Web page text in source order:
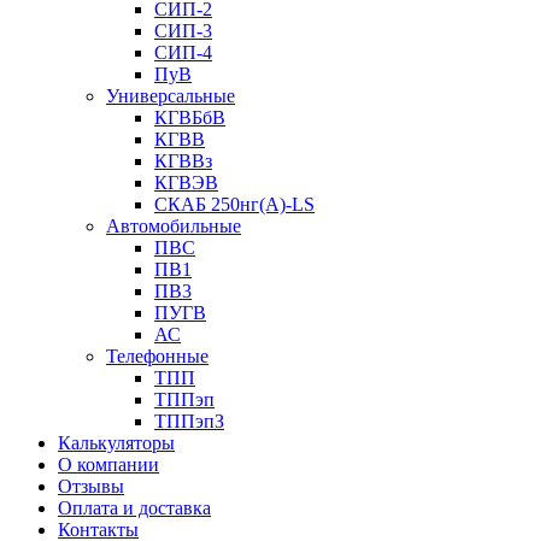
СИП-2
СИП-3
СИП-4
ПуВ
Универсальные
КГВБбВ
КГВВ
КГВВз
КГВЭВ
СКАБ 250нг(А)-LS
Автомобильные
ПВС
ПВ1
ПВ3
ПУГВ
АС
Телефонные
ТПП
ТППэп
ТППэпЗ
Калькуляторы
О компании
Отзывы
Оплата и доставка
Контакты